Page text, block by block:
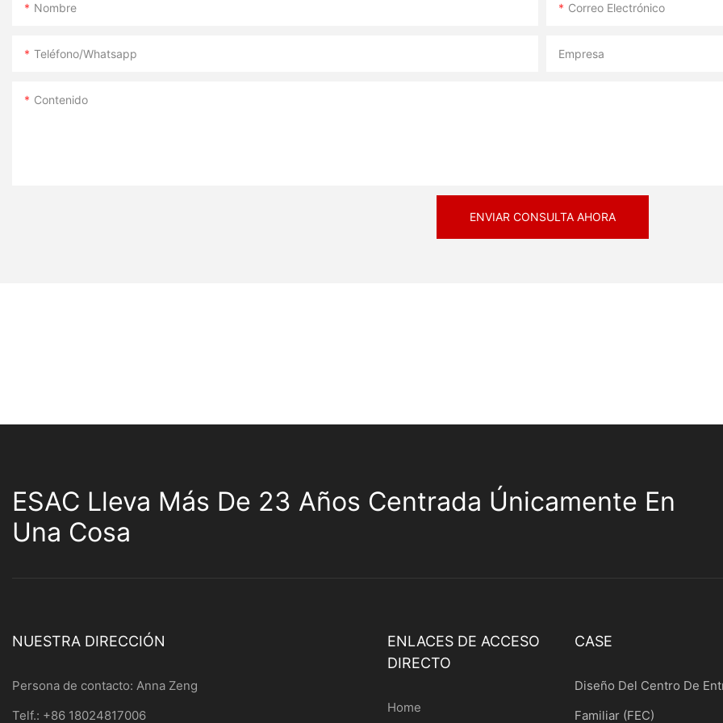
Nombre Correo Electrónico
Teléfono/whatsapp Empresa
Contenido
ENVIAR CONSULTA AHORA
ESAC Lleva Más De 23 Años Centrada Únicamente En
Una Cosa
NUESTRA DIRECCIÓN
Persona de contacto: Anna Zeng
Telf.: +86 18024817006
ENLACES DE ACCESO
DIRECTO
Home
CASE
Diseño Del Centro De
Familiar (FEC)